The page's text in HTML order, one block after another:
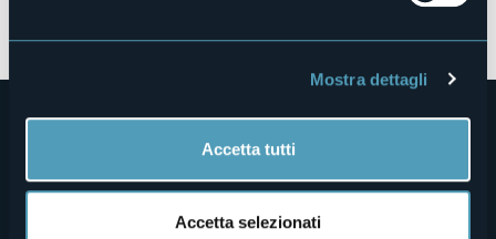
Mostra dettagli
Accetta tutti
Accetta selezionati